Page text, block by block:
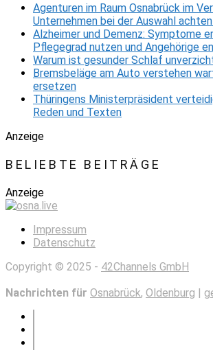
Agenturen im Raum Osnabrück im
Unternehmen bei der Auswahl
Alzheimer und Demenz: Symptome
Pflegegrad nutzen und Angehörige
Warum ist gesunder Schlaf
Bremsbeläge am Auto verstehen
ersetzen
Thüringens Ministerpräsident
Reden und Texten
Anzeige
BELIEBTE BEITRÄGE
Anzeige
Impressum
Datenschutz
Copyright © 2025 - 42Channels GmbH
Nachrichten für Osnabrück, Oldenburg